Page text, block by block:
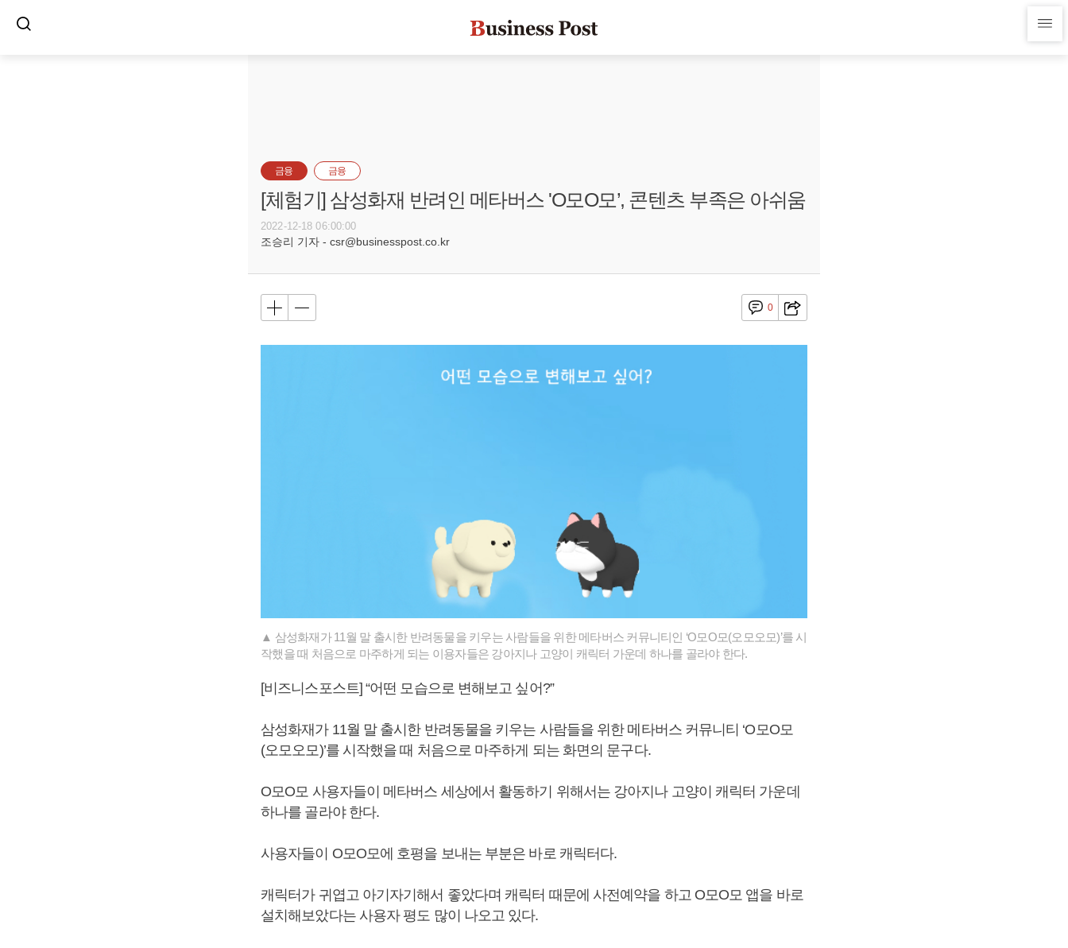
금융 금융
[체험기] 삼성화재 반려인 메타버스 'O모O모’, 콘텐츠 부족은 아쉬움
2022-12-18 06:00:00
조승리 기자 - csr@businesspost.co.kr
0
▲ 삼성화재가 11월 말 출시한 반려동물을 키우는 사람들을 위한 메타버스 커뮤니티인 ‘O모O모(오모오모)’를 시
작했을 때 처음으로 마주하게 되는 이용자들은 강아지나 고양이 캐릭터 가운데 하나를 골라야 한다.
[비즈니스포스트] “어떤 모습으로 변해보고 싶어?”
삼성화재가 11월 말 출시한 반려동물을 키우는 사람들을 위한 메타버스 커뮤니티 ‘O모O모
(오모오모)’를 시작했을 때 처음으로 마주하게 되는 화면의 문구다.
O모O모 사용자들이 메타버스 세상에서 활동하기 위해서는 강아지나 고양이 캐릭터 가운데
하나를 골라야 한다.
사용자들이 O모O모에 호평을 보내는 부분은 바로 캐릭터다.
캐릭터가 귀엽고 아기자기해서 좋았다며 캐릭터 때문에 사전예약을 하고 O모O모 앱을 바로
설치해보았다는 사용자 평도 많이 나오고 있다.